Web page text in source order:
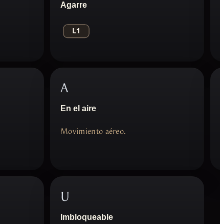
Agarre
A
En el aire
Movimiento aéreo.
U
Imbloqueable